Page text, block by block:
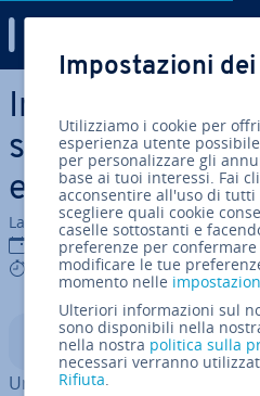
Vai al contenuto prin­ci­pa­le
In­ter­ru­zio­ne di
spie­ga­zio­ne,
esempi
La redazione di IONOS
12 gen 2026
5 mins
Indice
Un’in­ter­ru­zio­ne di riga HTML
Impostazioni
Utilizziamo i cookie per
esperienza utente
per personalizzare gli
base ai tuoi interessi. Fai
acconsentire all'uso di tutti
scegliere quali cookie
caselle sottostanti e
preferenze per
modificare le tue
momento nelle
Ulteriori informazioni sul
sono disponibili nella
nella nostra politica sulla
necessari verranno
Rifiuta.